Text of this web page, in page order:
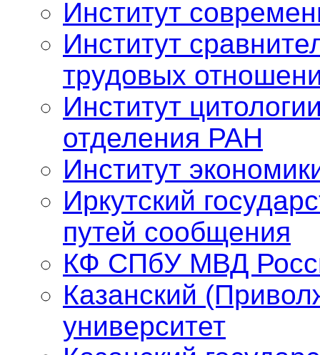
Институт
Институт
трудовых
Институт
отделения РАН
Институт
Иркутский
путей сообщения
КФ СПбУ МВД
Казанский
университет